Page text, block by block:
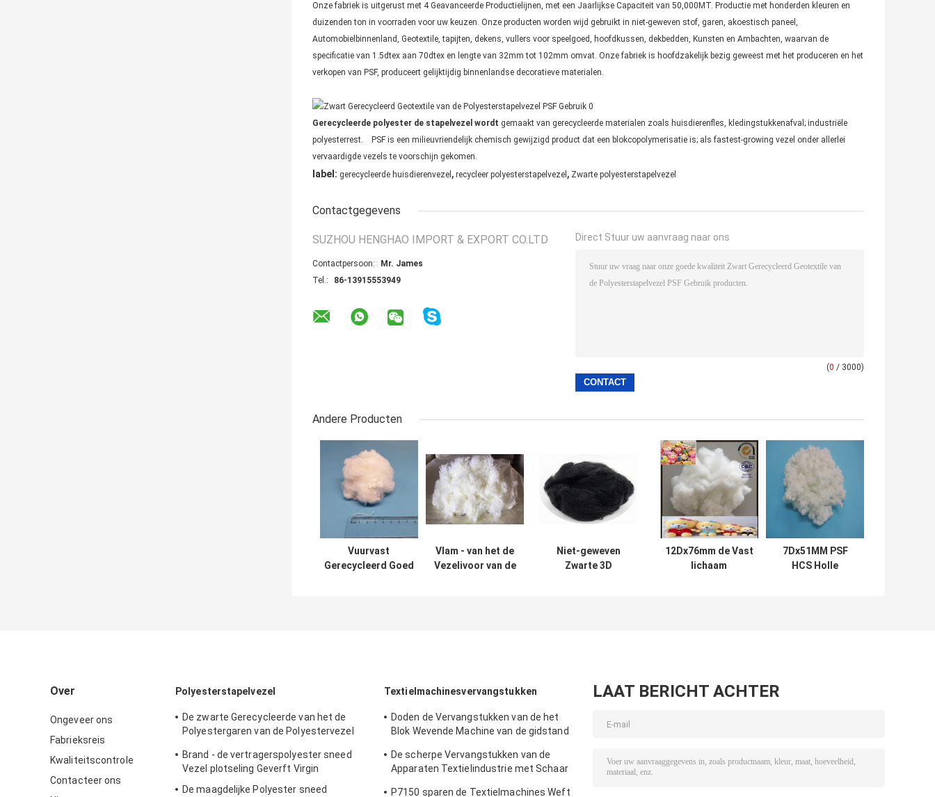
Onze fabriek is uitgerust met 4 Geavanceerde Productielijnen, met een Jaarlijkse Capaciteit van 50,000MT. Productie met honderden kleuren en
duizenden ton in voorraden voor uw keuzen. Onze producten worden wijd gebruikt in niet-geweven stof, garen, akoestisch paneel,
Automobielbinnenland, Geotextile, tapijten, dekens, vullers voor speelgoed, hoofdkussen, dekbedden, Kunsten en Ambachten, waarvan de
specificatie van 1.5dtex aan 70dtex en lengte van 32mm tot 102mm omvat. Onze fabriek is hoofdzakelijk bezig geweest met het produceren en het
verkopen van PSF, produceert gelijktijdig binnenlandse decoratieve materialen.
Gerecycleerde polyester de stapelvezel wordt gemaakt van gerecycleerde materialen zoals huisdierenfles, kledingstukkenafval; industriële
polyesterrest. PSF is een milieuvriendelijk chemisch gewijzigd product dat een blokcopolymerisatie is; als fastest-growing vezel onder allerlei
vervaardigde vezels te voorschijn gekomen.
label: gerecycleerde huisdierenvezel , recycleer polyesterstapelvezel , Zwarte polyesterstapelvezel
Contactgegevens
SUZHOU HENGHAO IMPORT & EXPORT CO.LTD
Contactpersoon:
Mr. James
Tel.:
86-13915553949
Direct Stuur uw aanvraag naar ons
(0 / 3000)
Andere Producten
Vuurvast
Gerecycleerd Goed
Vlam - van het de
Vezelivoor van de
Niet-geweven
Zwarte 3D
12Dx76mm de Vast
lichaam
7Dx51MM PSF
HCS Holle
Over
Ongeveer ons
Fabrieksreis
Kwaliteitscontrole
Contacteer ons
Polyesterstapelvezel
De zwarte Gerecycleerde van het de
Polyestergaren van de Polyestervezel
Brand - de vertragerspolyester sneed
Vezel plotseling Geverft Virgin
De maagdelijke Polyester sneed
Textielmachinesvervangstukken
Doden de Vervangstukken van de het
Blok Wevende Machine van de gidstand
Weefgetouw
De scherpe Vervangstukken van de
Apparaten Textielindustrie met Schaar
P7150 sparen de Textielmachines Weft
LAAT BERICHT ACHTER